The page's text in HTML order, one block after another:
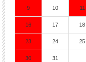
9 10 11
16 17 18
23 24 25
30 31